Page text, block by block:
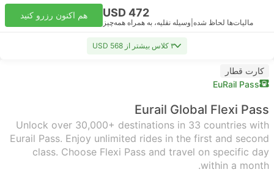
USD 472
مالیات‌ها لحاظ شده وسیله نقلیه، به همراه همه‌چیز
هم اکنون رزرو کنید
۳ کلاس بیشتر از USD 568
کارت قطار
EuRail Pass
Eurail Global Flexi Pass
Unlock over 30,000+ destinations in 33 countries with
Eurail Pass. Enjoy unlimited rides in the first and second
class. Choose Flexi Pass and travel on specific day
within a month.